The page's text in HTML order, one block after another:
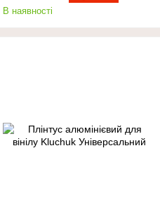
В наявності